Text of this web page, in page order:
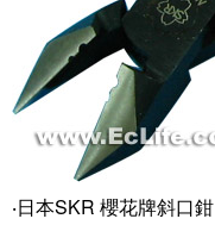
‧日本SKR 櫻花牌斜口鉗